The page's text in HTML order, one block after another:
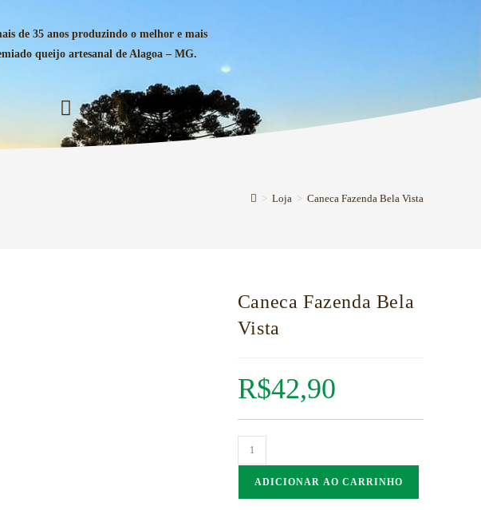
de 35 anos produzindo o melhor e mais
queijo artesanal de Alagoa – MG.
> Loja > Caneca Fazenda Bela Vista
Caneca Fazenda Bela
Vista
R$42,90
ADICIONAR AO CARRINHO